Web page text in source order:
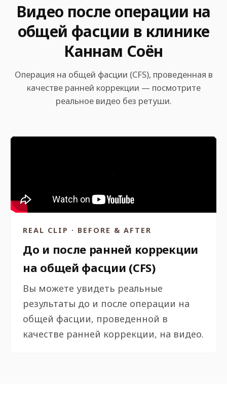
Видео после операции на
общей фасции в клинике
Каннам Соён
Операция на общей фасции (CFS), проведенная в
качестве ранней коррекции — посмотрите
реальное видео без ретуши.
REAL CLIP · BEFORE & AFTER
До и после ранней коррекции
на общей фасции (CFS)
Вы можете увидеть реальные
результаты до и после операции на
общей фасции, проведенной в
качестве ранней коррекции, на видео.